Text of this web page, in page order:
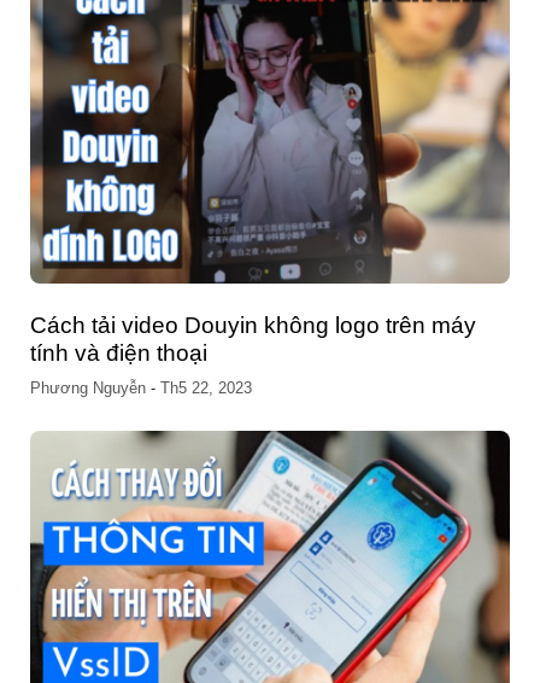
Cách tải video Douyin không logo trên máy
tính và điện thoại
Phương Nguyễn - Th5 22, 2023